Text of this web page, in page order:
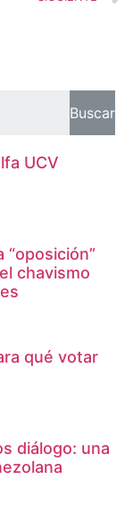
Buscar
UCV
“oposición”
chavismo
qué votar
diálogo: una